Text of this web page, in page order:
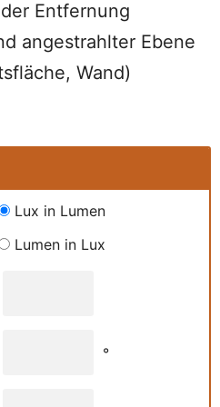
Entfernung
angestrahlter Ebene
Wand)
Lux in Lumen
Lumen in Lux
°